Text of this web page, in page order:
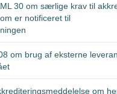
30 om særlige krav til
er notificeret til
om brug af eksterne
om